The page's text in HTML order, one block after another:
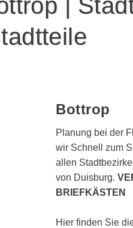
|
Bottrop
Planung bei der
wir Schnell zum
allen
von Duisburg.
BRIEFKÄSTEN
Hier finden Sie